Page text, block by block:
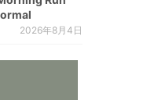
2026年8月4日